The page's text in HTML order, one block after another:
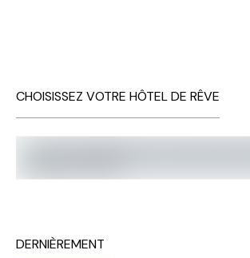
CHOISISSEZ VOTRE HÔTEL DE RÊVE
DERNIÈREMENT